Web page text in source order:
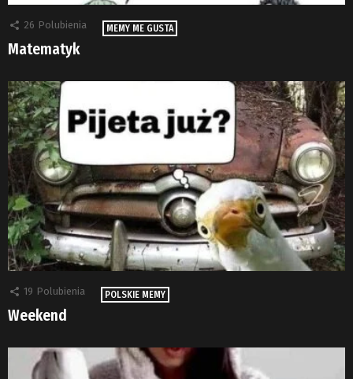
26 Polubienia MEMY ME GUSTA
Matematyk
19 Polubienia POLSKIE MEMY
Weekend